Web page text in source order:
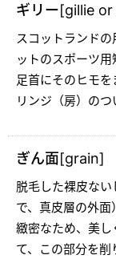
ギリー[gillie
スコットランド
ットのスポーツ用
足首にそのヒモ
リンジ（房）のつ
ぎん面[grain]
脱毛した裸皮な
で、真皮層の外
緻密なため、美
て、この部分を削